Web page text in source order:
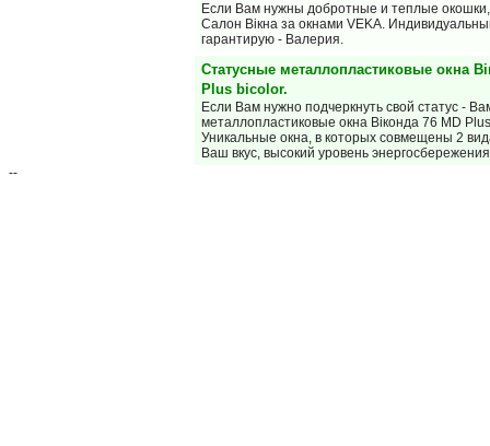
Если Вам нужны добротные и теплые
Салон Вiкна за окнами VEKA.
гарантирую - Валерия.
Статусные металлопластиковые окна
Plus bicolor.
Если Вам нужно подчеркнуть свой статус -
металлопластиковые окна Віконда 76 MD
Уникальные окна, в которых совмещены 2
Ваш вкус, высокий уровень
--